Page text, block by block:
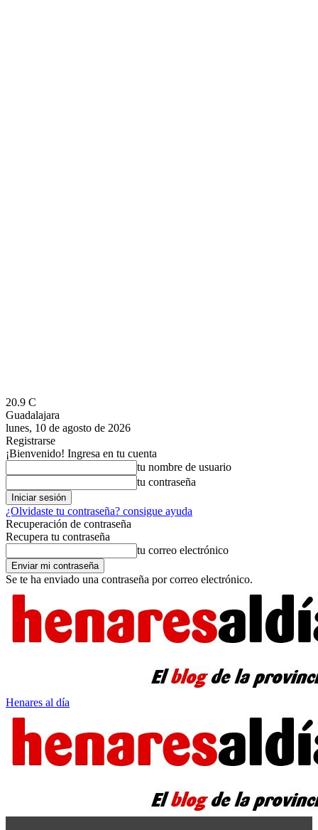
20.9 C
Guadalajara
lunes, 10 de agosto de 2026
Registrarse
¡Bienvenido! Ingresa en tu cuenta
tu nombre de usuario
tu contraseña
¿Olvidaste tu contraseña? consigue ayuda
Recuperación de contraseña
Recupera tu contraseña
tu correo electrónico
Se te ha enviado una contraseña por correo electrónico.
Henares al día